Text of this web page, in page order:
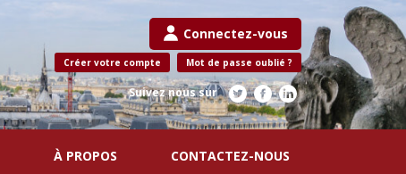
Connectez-vous
Créer votre compte Mot de passe oublié ?
Suivez nous sur
À PROPOS CONTACTEZ-NOUS